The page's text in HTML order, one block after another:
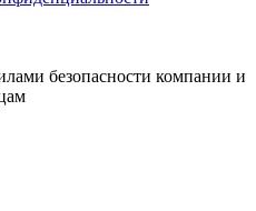
безопасности компании и